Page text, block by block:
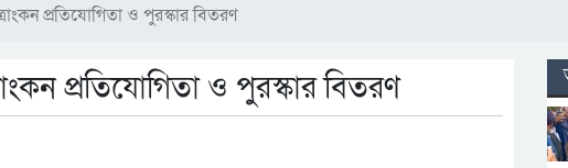
প্রতিযোগিতা ও পুরস্কার বিতরণ
প্রতিযোগিতা ও পুরস্কার বিতরণ